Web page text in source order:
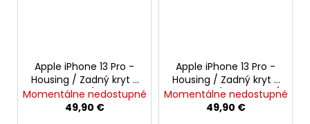
Apple iPhone 13 Pro -
Housing / Zadný kryt s
MagSafe (Horská
modrá / Sierra Blue) -
Momentálne nedostupné
49,90 €
Apple iPhone 13 Pro -
Housing / Zadný kryt s
MagSafe (Strieborná /
Silver) - Original Apple
Momentálne nedostupné
49,90 €